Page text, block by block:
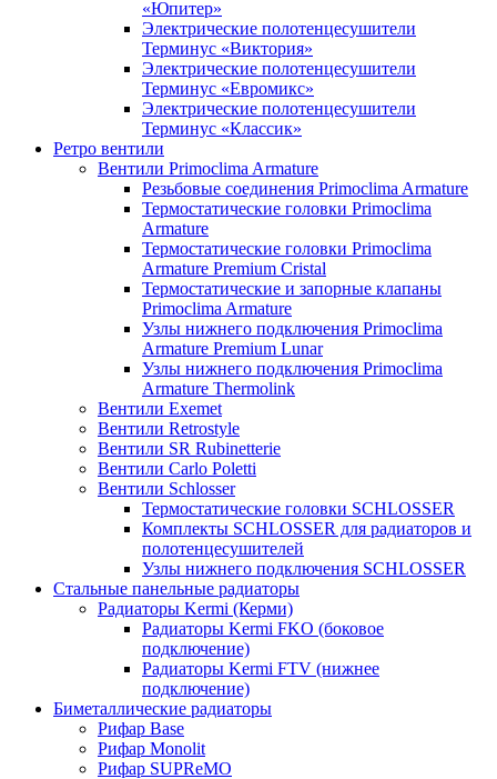
«Юпитер»
Электрические полотенцесушители
Терминус «Виктория»
Электрические полотенцесушители
Терминус «Евромикс»
Электрические полотенцесушители
Терминус «Классик»
Ретро вентили
Вентили Primoclima Armature
Резьбовые соединения Primoclima Armature
Термостатические головки Primoclima
Armature
Термостатические головки Primoclima
Armature Premium Cristal
Термостатические и запорные клапаны
Primoclima Armature
Узлы нижнего подключения Primoclima
Armature Premium Lunar
Узлы нижнего подключения Primoclima
Armature Thermolink
Вентили Exemet
Вентили Retrostyle
Вентили SR Rubinetterie
Вентили Carlo Poletti
Вентили Schlosser
Термостатические головки SCHLOSSER
Комплекты SCHLOSSER для радиаторов и
полотенцесушителей
Узлы нижнего подключения SCHLOSSER
Стальные панельные радиаторы
Радиаторы Kermi (Керми)
Радиаторы Kermi FKO (боковое
подключение)
Радиаторы Kermi FTV (нижнее
подключение)
Биметаллические радиаторы
Рифар Base
Рифар Monolit
Рифар SUPReMO